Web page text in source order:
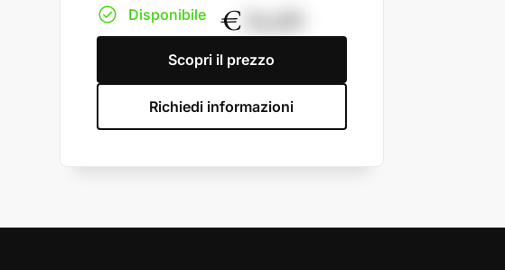
Disponibile € 34,00
Scopri il prezzo
Richiedi informazioni